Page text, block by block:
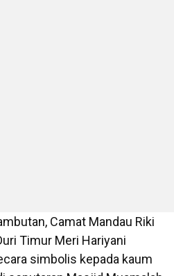
Camat Mandau Riki
Timur Meri Hariyani
simbolis kepada kaum